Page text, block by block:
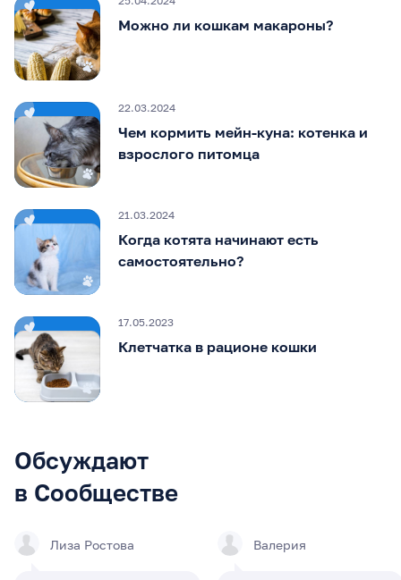
Можно ли кошкам макароны?
22.03.2024
Чем кормить мейн-куна: котенка и
взрослого питомца
21.03.2024
Когда котята начинают есть
самостоятельно?
17.05.2023
Клетчатка в рационе кошки
Обсуждают
в Сообществе
Лиза Ростова Валерия